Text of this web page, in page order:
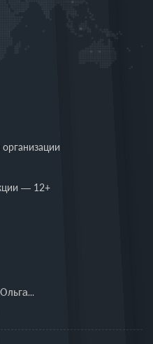
— 12+